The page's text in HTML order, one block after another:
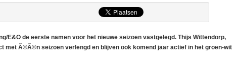
& Investments breidt samenwerking Emmen uit als nieuwe rugsponsor
E&O de eerste namen voor het nieuwe seizoen vastgelegd. Thijs Wittendorp,
met Ã©Ã©n seizoen verlengd en blijven ook komend jaar actief in het groen-wit